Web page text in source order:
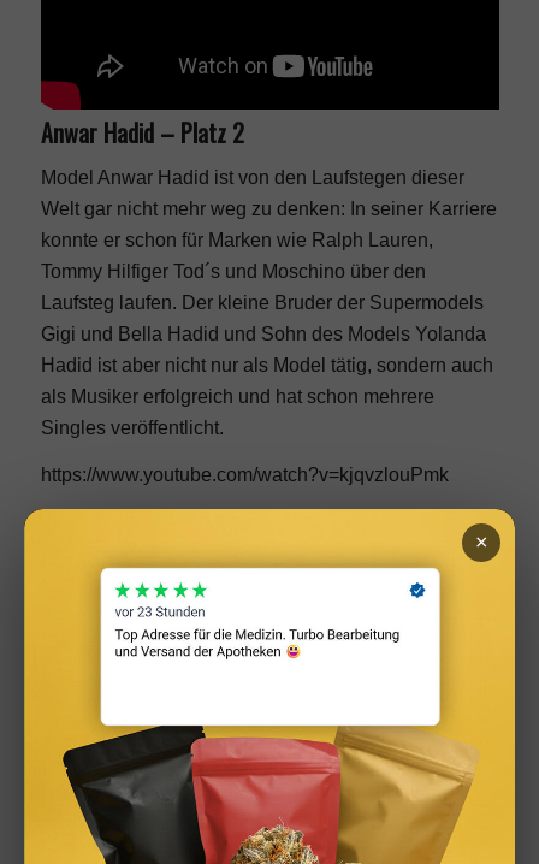
Anwar Hadid – Platz 2
Model Anwar Hadid ist von den Laufstegen dieser
Welt gar nicht mehr weg zu denken: In seiner Karriere
konnte er schon für Marken wie Ralph Lauren,
Tommy HilfigerTod´s und Moschino über den
Laufsteg laufen. Der kleine Bruder der Supermodels
Gigi und Bella Hadid und Sohn des Models Yolanda
Hadid ist aber nicht nur als Model tätig, sondern auch
als Musiker erfolgreich und hat schon mehrere
Singles veröffentlicht.
https://www.youtube.com/watch?v=kjqvzlouPmk
Sean O´Pry startete seine Modelkarriere schon im
Jahr 2006 und konnte seitdem für Luxusmarken wie
,Giorgio Armaniund Marc Jacobs für
Designer wie
Louis Vuitton,Michael Korsund
Chanel
über den Laufsteg laufen. Sean O´Pry ist ein sehr
vielseitiges Model. das nicht nur für Fotoshootings
und Shows gebucht wird, sondern auch in
×